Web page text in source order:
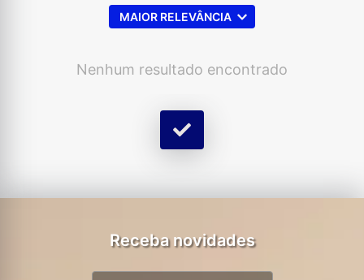
MAIOR RELEVÂNCIA
Nenhum resultado encontrado
Receba novidades